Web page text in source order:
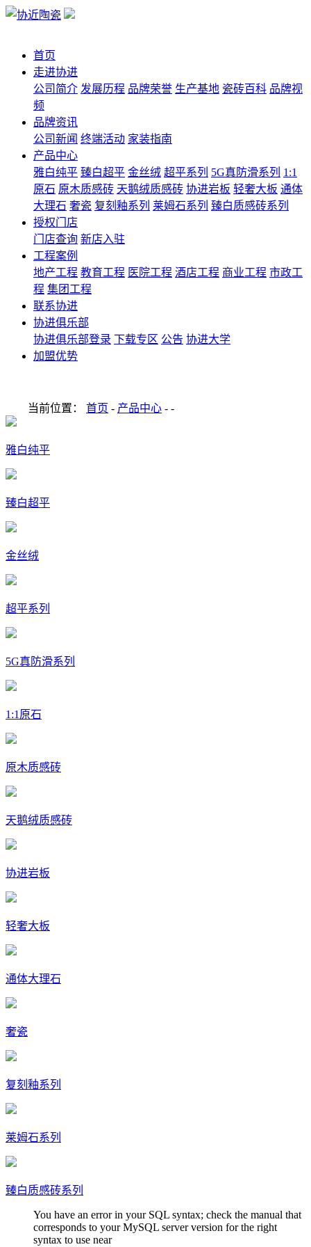
首页
走进协进
公司简介 发展历程 品牌荣誉 生产基地 瓷砖百科 品牌视
频
品牌资讯
公司新闻 终端活动 家装指南
产品中心
雅白纯平 臻白超平 金丝绒 超平系列 5G真防滑系列 1:1
原石 原木质感砖 天鹅绒质感砖 协进岩板 轻奢大板 通体
大理石 奢瓷 复刻釉系列 莱姆石系列 臻白质感砖系列
授权门店
门店查询 新店入驻
工程案例
地产工程 教育工程 医院工程 酒店工程 商业工程 市政工
程 集团工程
联系协进
协进俱乐部
协进俱乐部登录 下载专区 公告 协进大学
加盟优势
当前位置： 首页 - 产品中心 - -
雅白纯平
臻白超平
金丝绒
超平系列
5G真防滑系列
1:1原石
原木质感砖
天鹅绒质感砖
协进岩板
轻奢大板
通体大理石
奢瓷
复刻釉系列
莱姆石系列
臻白质感砖系列
You have an error in your SQL syntax; check the manual that
corresponds to your MySQL server version for the right
syntax to use near